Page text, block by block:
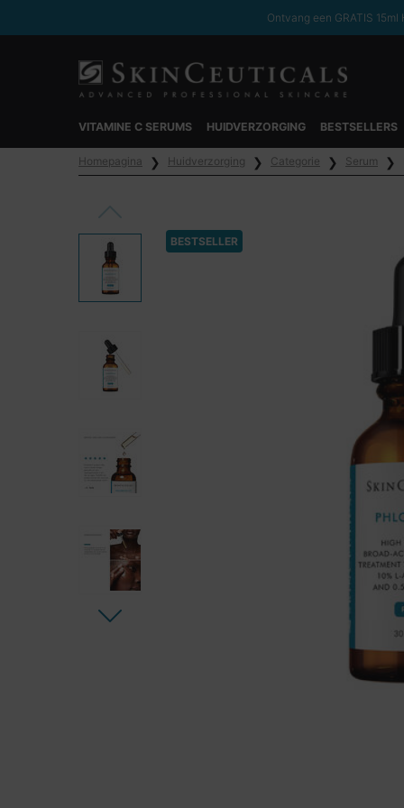
Ontvang een GRATIS
VITAMINE C SERUMS HUIDVERZORGING BESTSELLERS
Homepagina Huidverzorging Categorie Serum
BESTSELLER